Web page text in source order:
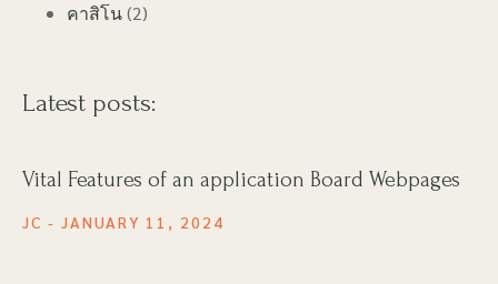
คาสิโน (2)
Latest posts:
Vital Features of an application Board Webpages
JC JANUARY 11, 2024